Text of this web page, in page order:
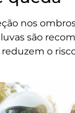
nos
são
o